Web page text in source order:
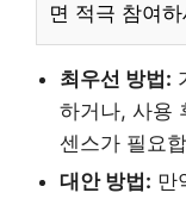
면 적극 참여
최우선 방법:
하거나, 사용
센스가 필요
대안 방법: 만